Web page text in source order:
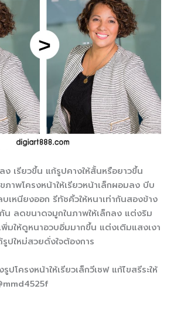
ง เรียวขึ้น แก้รูปคางให้สั้นหรือยาวขึ้น
าพโครงหน้าให้เรียวหน้าเล็กผอมลง บีบ
เหนียงออก รีทัชคิ้วให้หนาเท่ากันสองข้าง
น ลดขนาดจมูกในภาพให้เล็กลง แต่งริม
มให้ดูหนาอวบอิ่มมากขึ้น แต่งเติมแสงเงา
ปใหม่สวยดั่งใจต้องการ
ปโครงหน้าให้เรียวเล็กวีเชฟ แก้ไขสรีระให้